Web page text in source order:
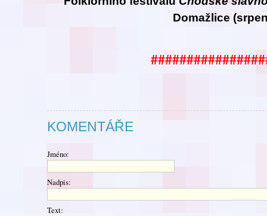
Domažlice
KOMENTÁŘE
Jméno:
Nadpis:
Text: